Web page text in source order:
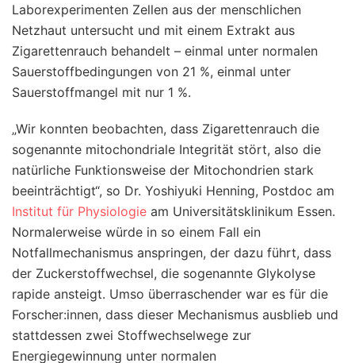
Laborexperimenten Zellen aus der menschlichen
Netzhaut untersucht und mit einem Extrakt aus
Zigarettenrauch behandelt – einmal unter normalen
Sauerstoffbedingungen von 21 %, einmal unter
Sauerstoffmangel mit nur 1 %.
„Wir konnten beobachten, dass Zigarettenrauch die
sogenannte mitochondriale Integrität stört, also die
natürliche Funktionsweise der Mitochondrien stark
beeinträchtigt“, so Dr. Yoshiyuki Henning, Postdoc am
Institut für Physiologie am Universitätsklinikum Essen.
Normalerweise würde in so einem Fall ein
Notfallmechanismus anspringen, der dazu führt, dass
der Zuckerstoffwechsel, die sogenannte Glykolyse
rapide ansteigt. Umso überraschender war es für die
Forscher:innen, dass dieser Mechanismus ausblieb und
stattdessen zwei Stoffwechselwege zur
Energiegewinnung unter normalen